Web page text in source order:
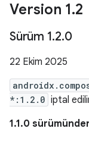
Version 1.2
Sürüm 1.2.0
22 Ekim 2025
*:1.2.0 iptal
1.1.0